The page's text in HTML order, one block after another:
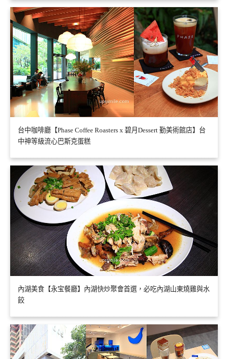
台中咖啡廳【Phase Coffee Roasters x 碧月Dessert 勤美術館店】台
中神等級流心巴斯克蛋糕
內湖美食【永宝餐廳】內湖快炒聚會首選，必吃內湖山東燒雞與水
餃